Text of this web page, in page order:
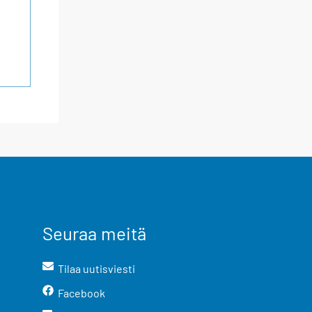
Seuraa meitä
Tilaa uutisviesti
Facebook